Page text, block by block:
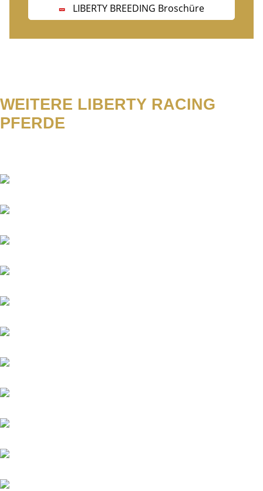
LIBERTY BREEDING Broschüre
WEITERE LIBERTY RACING
PFERDE